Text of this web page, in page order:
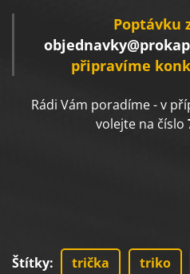
Poptávku
připravíme
Rádi Vám poradíme - v
volejte na číslo
Štítky: trička triko